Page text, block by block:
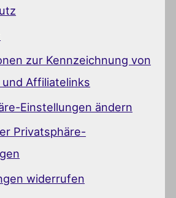
zur Kennzeichnung von
Affiliatelinks
Einstellungen ändern
Privatsphäre-
widerrufen